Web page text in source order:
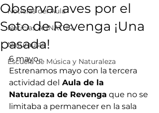
Noticias del Aula
Noticias AUNATUR
Naturaulas
Escuela de Música y Naturaleza
Observar aves por el
Soto de Revenga ¡Una
pasada!
6 mayo.-
Estrenamos mayo con la tercera
actividad del Aula de la
Naturaleza de Revenga que no se
limitaba a permanecer en la sala